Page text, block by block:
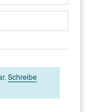
Schreibe